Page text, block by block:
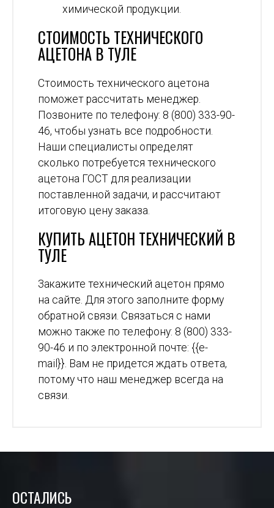
химической продукции.
СТОИМОСТЬ ТЕХНИЧЕСКОГО
АЦЕТОНА В ТУЛЕ
Стоимость технического ацетона
поможет рассчитать менеджер.
Позвоните по телефону: 8 (800) 333-90-
46, чтобы узнать все подробности.
Наши специалисты определят
сколько потребуется технического
ацетона ГОСТ для реализации
поставленной задачи, и рассчитают
итоговую цену заказа.
КУПИТЬ АЦЕТОН ТЕХНИЧЕСКИЙ В
ТУЛЕ
Закажите технический ацетон прямо
на сайте. Для этого заполните форму
обратной связи. Связаться с нами
можно также по телефону: 8 (800) 333-
90-46 и по электронной почте: {{e-
mail}}. Вам не придется ждать ответа,
потому что наш менеджер всегда на
связи.
ОСТАЛИСЬ